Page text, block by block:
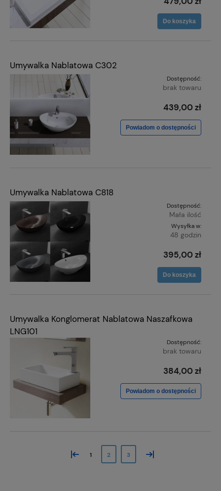
Do koszyka
Umywalka Nablatowa C302
Dostępność:
brak towaru
439,00 zł
Powiadom o dostępności
Umywalka Nablatowa C818
Dostępność:
Mała ilość
Wysyłka w:
48 godzin
395,00 zł
Do koszyka
Umywalka Konglomerat Nablatowa Naszafkowa
LNG101
Dostępność:
brak towaru
384,00 zł
Powiadom o dostępności
« 1 2 3 »